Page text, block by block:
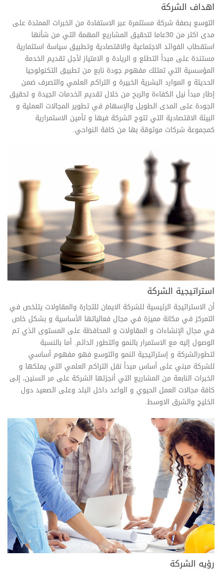
اهداف الشركة
التوسع بصفة شركة مستثمرة عبر الاستفادة من الخبرات الممتدة على
مدى اكثر من 30عاما لتحقيق المشاريع المهمة التي من شأنها
استقطاب الفوائد الاجتماعية والاقتصادية وتطبيق سياسة استثمارية
مستندة على مبدأ التطلع و الريادة و الامتياز لأجل تقديم الخدمة
المؤسسية التي تمتلك مفهوم جودة نابع من تطبيق التكنولوجيا
الحديثة و الموارد البشرية الخبيرة و التراكم العلمي والتصرف ضمن
إطار مبدأ نيل الكفاءة والربح من خلال تقديم الخدمات الجيدة و تحقيق
الجودة على المدى الطويل والإسهام في تطوير المجالات العملية و
البيئة الاقتصادية التي تتوج الشركة فيها و تأمين الاستمرارية
كمجموعة شركات موثوقة بها من كافة النواحي.
استراتيجية الشركة
أن الاستراتيجة الرئيسية للشركة الايمان للتجارة والمقاولات يتلخص في
التمركز في مكانة مميزة في مجال فعالياتها الأساسية و بشكل خاص
في مجال الإنشاءات و المقاولات و المحافظة على المستوى الذي تم
الوصول إليه مع الاستمرار بالنمو والتطور الدائم. أما بالنسبة
لتطورالشركة و إستراتيجية النمو والتوسع فهو مفهوم أساسي
للشركة مبني على أساس مبدأ نقل التراكم العلمي التي يملكها و
الخبرات النابعة من المشاريع التي أنجزتها الشركة على مر السنين، إلى
كافة مجالات العمل الحيوي و الواعد داخل البلد وعلى الصعيد دول
الخليج والشرق الاوسط.
رؤيه الشركة